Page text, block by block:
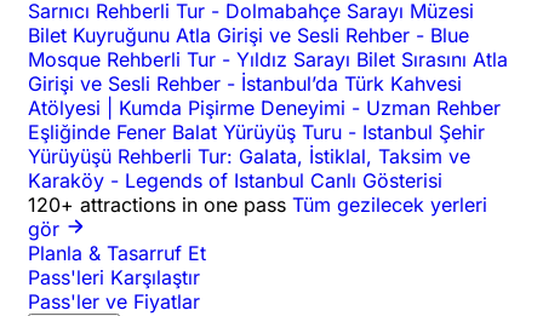
Sarnıcı Rehberli Tur - Dolmabahçe Sarayı Müzesi
Bilet Kuyruğunu Atla Girişi ve Sesli Rehber - Blue
Mosque Rehberli Tur - Yıldız Sarayı Bilet Sırasını Atla
Girişi ve Sesli Rehber - İstanbul’da Türk Kahvesi
Atölyesi | Kumda Pişirme Deneyimi - Uzman Rehber
Eşliğinde Fener Balat Yürüyüş Turu - Istanbul Şehir
Yürüyüşü Rehberli Tur: Galata, İstiklal, Taksim ve
Karaköy - Legends of Istanbul Canlı Gösterisi
120+ attractions in one pass Tüm gezilecek yerleri
gör
Planla & Tasarruf Et
Pass'leri Karşılaştır
Pass'ler ve Fiyatlar